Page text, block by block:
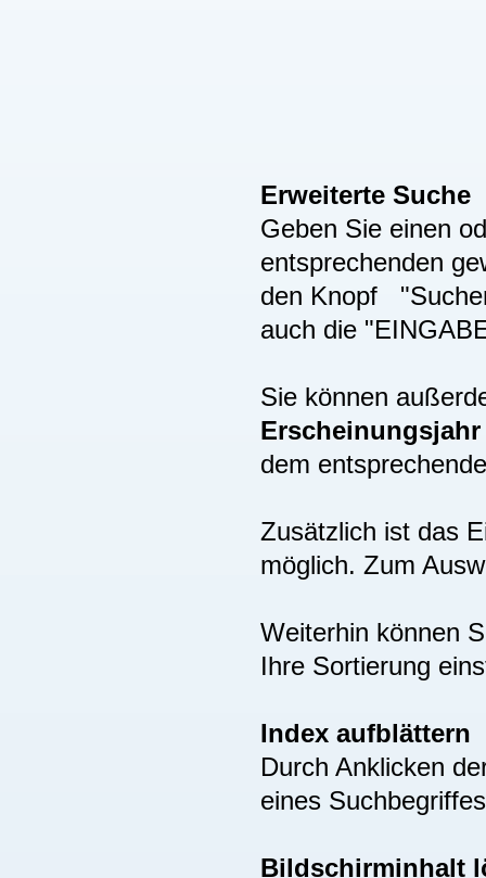
Erweiterte Suche
Geben Sie einen
entsprechenden
den Knopf
auch die
Sie können
dem
Zusätzlich ist das
möglich. Zum
Weiterhin können
Ihre Sortierung
Index aufblättern
Durch Anklicken
eines
Bildschirminhalt